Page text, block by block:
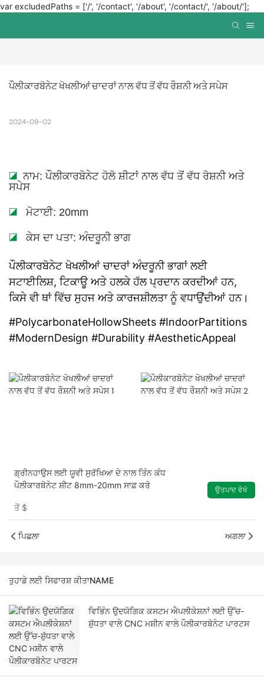
var excludedPaths = ['/', '/contact', '/about', '/contact/', '/about/'];
ਪੌਲੀਕਾਰਬੋਨੇਟ ਖੋਖਲੀਆਂ ​​ਚਾਦਰਾਂ ਨਾਲ ਵੱਧ ਤੋਂ ਵੱਧ ਰੌਸ਼ਨੀ ਅਤੇ ਸਪੇਸ
2024-09-02
◪ਨਾਮ: ਪੌਲੀਕਾਰਬੋਨੇਟ ਹੋਲੋ ਸ਼ੀਟਾਂ ਨਾਲ ਵੱਧ ਤੋਂ ਵੱਧ ਰੋਸ਼ਨੀ ਅਤੇ
ਸਪੇਸ
◪ ਮੋਟਾਈ: 20mm
◪ ਕੇਸ ਦਾ ਪਤਾ: ਅੰਦਰੂਨੀ ਭਾਗ
ਪੌਲੀਕਾਰਬੋਨੇਟ ਖੋਖਲੀਆਂ ​​ਚਾਦਰਾਂ ਅੰਦਰੂਨੀ ਭਾਗਾਂ ਲਈ
ਸਟਾਈਲਿਸ਼, ਟਿਕਾਊ ਅਤੇ ਹਲਕੇ ਹੱਲ ਪ੍ਰਦਾਨ ਕਰਦੀਆਂ ਹਨ,
ਕਿਸੇ ਵੀ ਥਾਂ ਵਿੱਚ ਸੁਹਜ ਅਤੇ ਕਾਰਜਸ਼ੀਲਤਾ ਨੂੰ ਵਧਾਉਂਦੀਆਂ ਹਨ।
#PolycarbonateHollowSheets #IndoorPartitions
#ModernDesign #Durability #AestheticAppeal
ਗ੍ਰੀਨਹਾਉਸ ਲਈ ਯੂਵੀ ਸੁਰੱਖਿਆ ਦੇ ਨਾਲ ਤਿੰਨ ਕੰਧ
ਪੌਲੀਕਾਰਬੋਨੇਟ ਸ਼ੀਟ 8mm-20mm ਸਾਫ਼ ਕਰੋ
ਤੋਂ $
ਉਤਪਾਦ ਵੇਖੋ
ਪਿਛਲਾ ਅਗਲਾ
ਤੁਹਾਡੇ ਲਈ ਸਿਫਾਰਸ਼ ਕੀਤਾNAME
ਵਿਭਿੰਨ ਉਦਯੋਗਿਕ ਕਸਟਮ ਐਪਲੀਕੇਸ਼ਨਾਂ ਲਈ ਉੱਚ-
ਸ਼ੁੱਧਤਾ ਵਾਲੇ CNC ਮਸ਼ੀਨ ਵਾਲੇ ਪੌਲੀਕਾਰਬੋਨੇਟ ਪਾਰਟਸ